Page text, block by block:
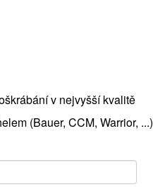
v nejvyšší kvalitě
(Bauer, CCM, Warrior, ...)